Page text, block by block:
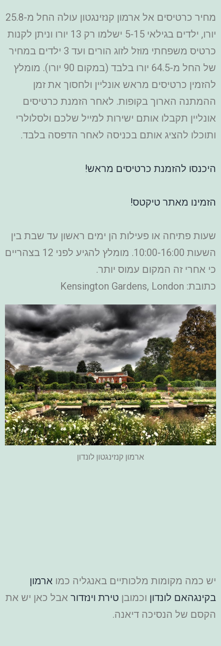
מחיר כרטיסים אל ארמון קנזינגטון עולה החל מ-25.8
יורו, ילדים בגילאי 5-15 ישלמו רק 13 יורו וניתן לקנות
כרטיס משפחתי מוזל לזוג הורים ועד 3 ילדים במחיר
של החל מ-64.5 יורו בלבד (במקום 90 יורו). מומלץ
להזמין כרטיסים מראש אונליין ולחסוך את זמן
ההמתנה הארוך בקופות. לאחר הזמנת כרטיסים
אונליין תקבלו אותם ישירות למייל שלכם ולסלולרי
ותוכלו להציג אותם בכניסה לאחר הדפסה בלבד.
היכנסו להזמנת כרטיסים מראש!
הזמינו מאתר טיקטס!
שעות פתיחה או פעילות הן ימים ראשון עד שבת בין
השעות 10:00-16:00. מומלץ להגיע לפני 12 בצהריים
כי אחרי זה המקום עמוס יותר.
כתובת: Kensington Gardens, London
ארמון קנזינגטון לונדון
יש כמה מקומות מלכותיים באנגליה כמו ארמון
בקינגהאם לונדון וכמובן טירת וינזדור אבל כאן יש את
הקסם של הנסיכה דיאנה.